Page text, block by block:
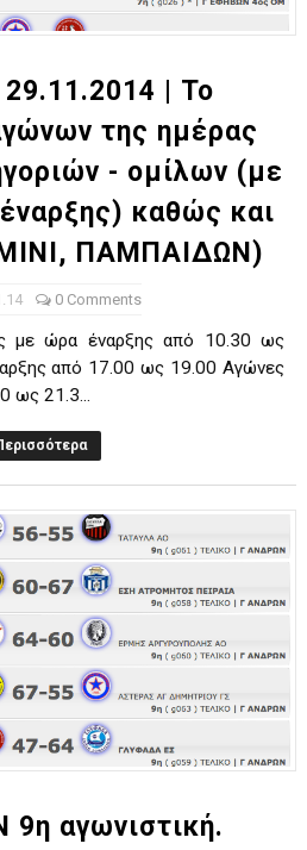
| Το
της ημέρας
- ομίλων (με
καθώς και
ΠΑΜΠΑΙΔΩΝ)
0 Comments
με ώρα έναρξης από 10.30 ως
από 17.00 ως 19.00 Αγώνες
ως 21.3...
9η αγωνιστική.